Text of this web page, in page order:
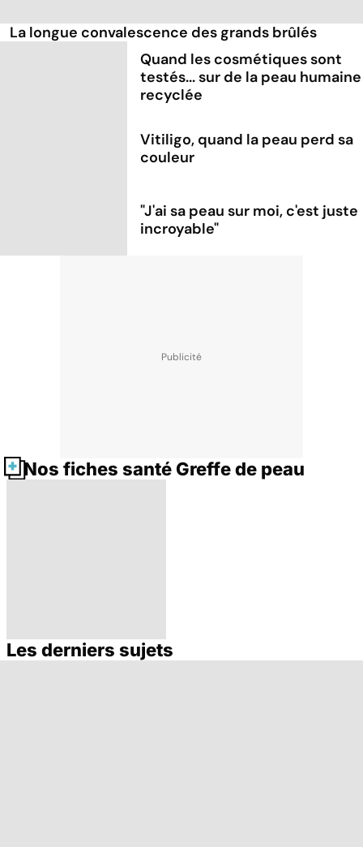
La longue convalescence des grands brûlés
Quand les cosmétiques sont
testés... sur de la peau humaine
recyclée
Vitiligo, quand la peau perd sa
couleur
"J'ai sa peau sur moi, c'est juste
incroyable"
Nos fiches santé Greffe de peau
Brûlures : la prise
Les derniers sujets